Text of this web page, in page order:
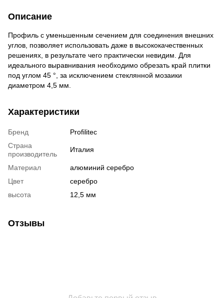
Описание
Профиль с уменьшенным сечением для соединения внешних
углов, позволяет использовать даже в высококачественных
решениях, в результате чего практически невидим. Для
идеального выравнивания необходимо обрезать край плитки
под углом 45 °, за исключением стеклянной мозаики
диаметром 4,5 мм.
Характеристики
Бренд
Profilitec
Страна
производитель
Италия
Материал
алюминий серебро
Цвет
серебро
высота
12,5 мм
Отзывы